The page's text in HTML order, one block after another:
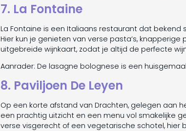
7. La Fontaine
La Fontaine is een Italiaans restaurant dat
Hier kun je genieten van verse pasta’s,
uitgebreide wijnkaart, zodat je altijd de perfecte
Aanrader: De lasagne bolognese is een
8. Paviljoen De Leyen
Op een korte afstand van Drachten, gelegen aan
een prachtig uitzicht en een menu vol smakelijke
verse visgerecht of een vegetarische schotel, hier